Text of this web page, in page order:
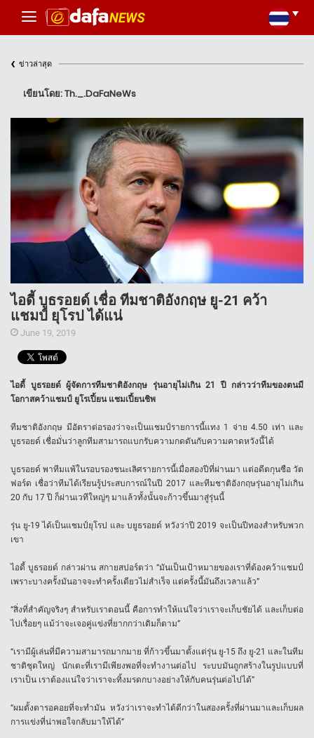
‹ ข่าวล่าสุด
เขียนโดย: Th._.DaFaNeWs
ไอดี้ บูธรอยด์ เชื่อ ทีมชาติอังกฤษ ยู-21 คว้า
แชมป์ ยุโรป ได้แน่
June 19, 2019
ไอดี้ บูธรอยด์ ผู้จัดการทีมชาติอังกฤษ รุ่นอายุไม่เกิน 21 ปี กล่าวว่าทีมของตนมี
โอกาสคว้าแชมป์ ยูโรเปี้ยน แชมเปี้ยนชิพ
ทีมชาติอังกฤษ มีอัตราต่อรองว่าจะเป็นแชมป์รายการนี้แทง 1 จ่าย 4.50 เท่า และ
บูธรอยด์ เชื่อมั่นว่าลูกทีมสามารถแบกรับความกดดันกับความคาดหวังนี้ได้
บูธรอยด์ พาทีมแพ้ในรอบรองชนะเลิศรายการนี้เมื่อสองปีที่ผ่านมา แต่อดีตกุนซือ วัต
ฟอร์ด เชื่อว่าทีมได้เรียนรู้ประสบการณ์ในปี 2017 และทีมชาติอังกฤษรุ่นอายุไม่เกิน
20 กับ 17 ปี ก็ผ่านเวทีใหญ่ๆ มาแล้วทั้งนั้นจะก้าวขึ้นมาสู่รุ่นนี้
รุ่น ยู-19 ได้เป็นแชมป์ยุโรป และ บยูธรอยด์ หวังว่าปี 2019 จะเป็นปีทองสำหรับพวก
เขา
ไอดี้ บูธรอยด์ กล่าวผ่าน สกายสปอร์ตว่า “มันเป็นเป้าหมายของเราที่ต้องคว้าแชมป์
เพราะบางครั้งมันอาจจะทำครั้งเดียวไม่สำเร็จ แต่ครั้งนี้มันถึงเวลาแล้ว”
“สิ่งที่สำคัญจริงๆ สำหรับเราตอนนี้ คือการทำให้แน่ใจว่าเราจะเก็บชัยได้ และเก็บต่อ
ไปเรื่อยๆ แม้ว่าจะเจอคู่แข่งที่ยากกว่าเดิมก็ตาม”
“เรามีผู้เล่นที่มีความสามารถมากมาย ที่ก้าวขึ้นมาตั้งแต่รุ่น ยู-15 ถึง ยู-21 และในทีม
ชาติชุดใหญ่ นักเตะที่เรามีเพียงพอที่จะทำงานต่อไป ระบบมันถูกสร้างในรูปแบบที่
เราเป็น เราต้องแน่ใจว่าเราจะทิ้งมรดกบางอย่างให้กับคนรุ่นต่อไปได้”
“ผมตั้งตารอคอยที่จะทำมัน หวังว่าเราจะทำได้ดีกว่าในสองครั้งที่ผ่านมาและเก็บผล
การแข่งที่น่าพอใจกลับมาให้ได้”